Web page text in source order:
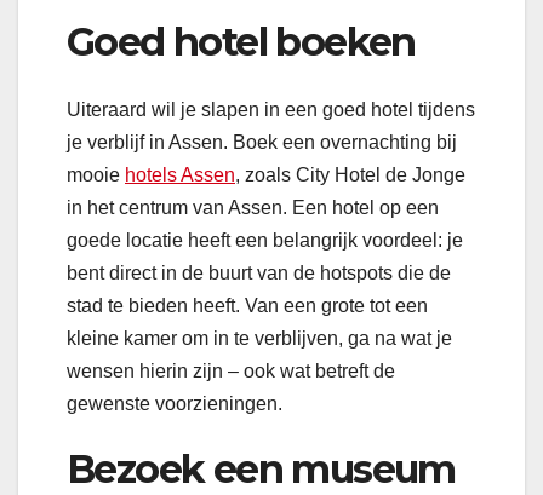
Goed hotel boeken
Uiteraard wil je slapen in een goed hotel tijdens
je verblijf in Assen. Boek een overnachting bij
mooie hotels Assen, zoals City Hotel de Jonge
in het centrum van Assen. Een hotel op een
goede locatie heeft een belangrijk voordeel: je
bent direct in de buurt van de hotspots die de
stad te bieden heeft. Van een grote tot een
kleine kamer om in te verblijven, ga na wat je
wensen hierin zijn – ook wat betreft de
gewenste voorzieningen.
Bezoek een museum